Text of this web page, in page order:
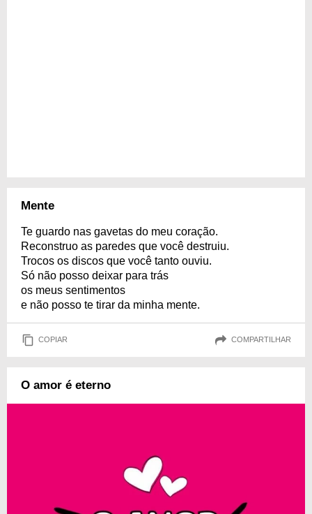
Mente
Te guardo nas gavetas do meu coração.
Reconstruo as paredes que você destruiu.
Trocos os discos que você tanto ouviu.
Só não posso deixar para trás
os meus sentimentos
e não posso te tirar da minha mente.
COPIAR COMPARTILHAR
O amor é eterno